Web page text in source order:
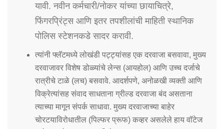
यावी. नवीन कर्मचारी/नोकर यांच्या छायाचित्रे,
फिंगरप्रिंट्स आणि इतर तपशीलांची माहिती स्थानिक
पोलिस स्टेशनकडे सादर करावी.
त्यांनी फ्लॅटमध्ये लोखंडी पट्ट्यांसह एक दरवाजा बसवावा, मुख्य
दरवाजावर विशेष डोळ्यांचे लेन्स (आयहोल) आणि उच्च दर्जाचे
रात्रीचे टाळे (लच) बसवावे. आदर्शपणे, अनोळखी व्यक्ती आणि
विक्रेत्यांसह संवाद साधताना ग्रील्ड दरवाजा बंद असताना
त्याच्या मागून संपर्क साधावा. मुख्य दरवाजाच्या बाहेर
चोरटयाविरोधातील (पिल्फर प्रूफ) कव्हर असलेले हाय वॉटेज